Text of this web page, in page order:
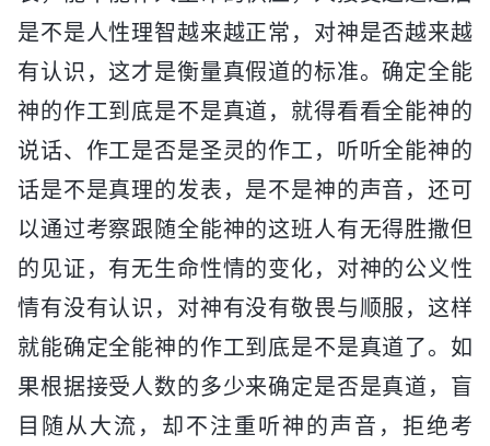
是不是人性理智越来越正常，对神是否越来越
有认识，这才是衡量真假道的标准。确定全能
神的作工到底是不是真道，就得看看全能神的
说话、作工是否是圣灵的作工，听听全能神的
话是不是真理的发表，是不是神的声音，还可
以通过考察跟随全能神的这班人有无得胜撒但
的见证，有无生命性情的变化，对神的公义性
情有没有认识，对神有没有敬畏与顺服，这样
就能确定全能神的作工到底是不是真道了。如
果根据接受人数的多少来确定是否是真道，盲
目随从大流，却不注重听神的声音，拒绝考